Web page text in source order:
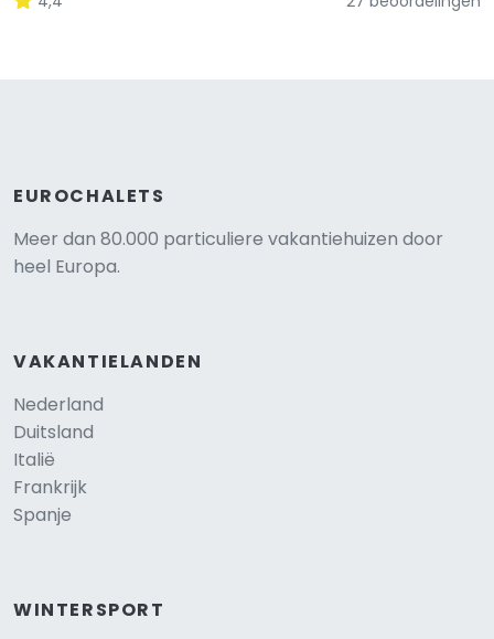
EUROCHALETS
Meer dan 80.000 particuliere vakantiehuizen door
heel Europa.
VAKANTIELANDEN
Nederland
Duitsland
Italië
Frankrijk
Spanje
WINTERSPORT